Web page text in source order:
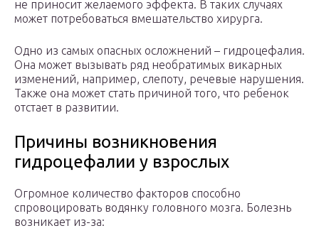
не приносит желаемого эффекта. В таких случаях
может потребоваться вмешательство хирурга.
Одно из самых опасных осложнений – гидроцефалия.
Она может вызывать ряд необратимых викарных
изменений, например, слепоту, речевые нарушения.
Также она может стать причиной того, что ребенок
отстает в развитии.
Причины возникновения
гидроцефалии у взрослых
Огромное количество факторов способно
спровоцировать водянку головного мозга. Болезнь
возникает из-за: